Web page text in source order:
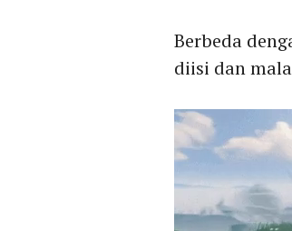
Berbeda
diisi dan